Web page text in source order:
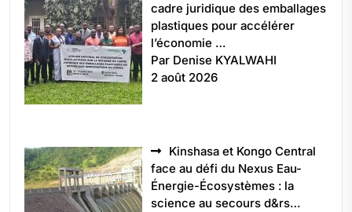
cadre juridique des emballages
plastiques pour accélérer
l’économie …
Par Denise KYALWAHI
2 août 2026
Kinshasa et Kongo Central
face au défi du Nexus Eau-
Énergie-Écosystèmes : la
science au secours d&rs…